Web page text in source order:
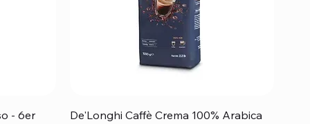
- 6er
Schnellansicht
De'Longhi Caffè Crema 100% Arabica